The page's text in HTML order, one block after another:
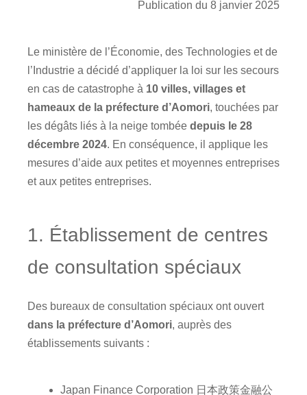
Publication du 8 janvier 2025
Le ministère de l’Économie, des Technologies et de
l’Industrie a décidé d’appliquer la loi sur les secours
en cas de catastrophe à 10 villes, villages et
hameaux de la préfecture d’Aomori, touchées par
les dégâts liés à la neige tombée depuis le 28
décembre 2024. En conséquence, il applique les
mesures d’aide aux petites et moyennes entreprises
et aux petites entreprises.
1. Établissement de centres
de consultation spéciaux
Des bureaux de consultation spéciaux ont ouvert
dans la préfecture d’Aomori, auprès des
établissements suivants :
Japan Finance Corporation 日本政策金融公